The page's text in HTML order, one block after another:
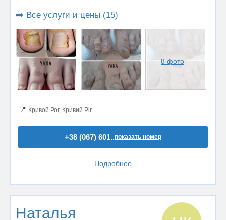
➡️ Все услуги и цены (15)
8 фото
📍 Кривой Рог, Кривий Ріг
+38 (067) 601..показать номер
Подробнее
Наталья